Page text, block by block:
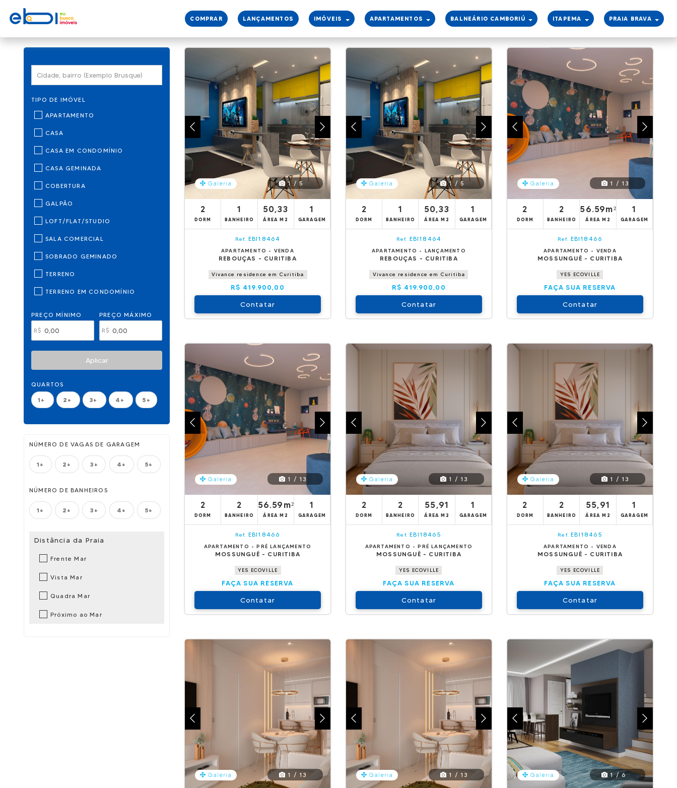
COMPRAR LANÇAMENTOS IMÓVEIS APARTAMENTOS BALNEÁRIO CAMBORIÚ ITAPEMA PRAIA BRAVA
TIPO DE IMÓVEL
APARTAMENTO
CASA
CASA EM CONDOMÍNIO
CASA GEMINADA
COBERTURA
GALPÃO
LOFT/FLAT/STUDIO
SALA COMERCIAL
SOBRADO GEMINADO
TERRENO
TERRENO EM CONDOMÍNIO
PREÇO MÍNIMO
R$
PREÇO MÁXIMO
R$
Aplicar
QUARTOS
1+ 2+ 3+ 4+ 5+
NÚMERO DE VAGAS DE GARAGEM
1+ 2+ 3+ 4+ 5+
NÚMERO DE BANHEIROS
1+ 2+ 3+ 4+ 5+
Distância da Praia
Frente Mar
Vista Mar
Quadra Mar
Próximo ao Mar
search
Galeria 1 / 5
2
DORM
1
BANHEIRO
50,33
ÁREA M2
1
GARAGEM
Ref. EBI18464
APARTAMENTO - VENDA
REBOUÇAS - CURITIBA
Vivance residence em Curitiba
R$ 419.900,00
Contatar
Galeria 1 / 5
2
DORM
1
BANHEIRO
50,33
ÁREA M2
1
GARAGEM
Ref. EBI18464
APARTAMENTO - LANÇAMENTO
REBOUÇAS - CURITIBA
Vivance residence em Curitiba
R$ 419.900,00
Contatar
Galeria 1 / 13
2
DORM
2
BANHEIRO
56.59m²
ÁREA M2
1
GARAGEM
Ref. EBI18466
APARTAMENTO - VENDA
MOSSUNGUÊ - CURITIBA
YES ECOVILLE
FAÇA SUA RESERVA
Contatar
Galeria 1 / 13
2
DORM
2
BANHEIRO
56.59m²
ÁREA M2
1
GARAGEM
Ref. EBI18466
APARTAMENTO - PRÉ LANÇAMENTO
MOSSUNGUÊ - CURITIBA
YES ECOVILLE
FAÇA SUA RESERVA
Contatar
Galeria 1 / 13
2
DORM
2
BANHEIRO
55,91
ÁREA M2
1
GARAGEM
Ref. EBI18465
APARTAMENTO - PRÉ LANÇAMENTO
MOSSUNGUÊ - CURITIBA
YES ECOVILLE
FAÇA SUA RESERVA
Contatar
Galeria 1 / 13
2
DORM
2
BANHEIRO
55,91
ÁREA M2
1
GARAGEM
Ref. EBI18465
APARTAMENTO - VENDA
MOSSUNGUÊ - CURITIBA
YES ECOVILLE
FAÇA SUA RESERVA
Contatar
Galeria 1 / 13 Galeria 1 / 13 Galeria 1 / 6